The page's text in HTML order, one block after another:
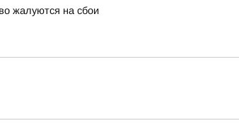
жалуются на сбои